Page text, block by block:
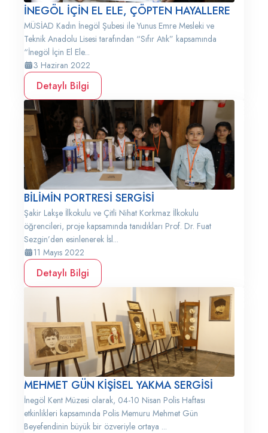
İNEGÖL İÇİN EL ELE, ÇÖPTEN HAYALLERE
MÜSİAD Kadın İnegöl Şubesi ile Yunus Emre Mesleki ve
Teknik Anadolu Lisesi tarafından “Sıfır Atık” kapsamında
“İnegöl İçin El Ele...
3 Haziran 2022
Detaylı Bilgi
BİLİMİN PORTRESİ SERGİSİ
Şakir Lakşe İlkokulu ve Çitli Nihat Korkmaz İlkokulu
öğrencileri, proje kapsamında tanıdıkları Prof. Dr. Fuat
Sezgin’den esinlenerek İsl...
11 Mayıs 2022
Detaylı Bilgi
MEHMET GÜN KİŞİSEL YAKMA SERGİSİ
İnegöl Kent Müzesi olarak, 04-10 Nisan Polis Haftası
etkinlikleri kapsamında Polis Memuru Mehmet Gün
Beyefendinin büyük bir özveriyle ortaya ...